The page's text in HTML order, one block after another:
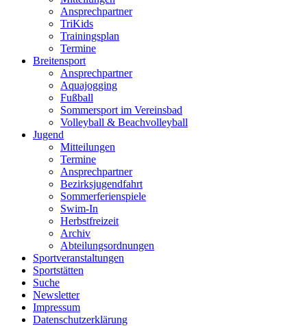
Ansprechpartner
TriKids
Trainingsplan
Termine
Breitensport
Ansprechpartner
Aquajogging
Fußball
Sommersport im Vereinsbad
Volleyball & Beachvolleyball
Jugend
Mitteilungen
Termine
Ansprechpartner
Bezirksjugendfahrt
Sommerferienspiele
Swim-In
Herbstfreizeit
Archiv
Abteilungsordnungen
Sportveranstaltungen
Sportstätten
Suche
Newsletter
Impressum
Datenschutzerklärung